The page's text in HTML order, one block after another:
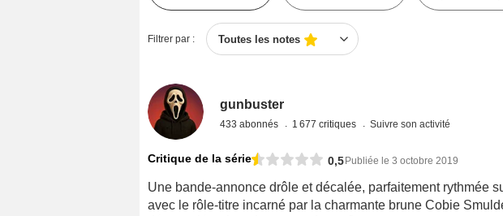
Filtrer par : Toutes les notes
gunbuster
433 abonnés 1 677 critiques Suivre son activité
Critique de la série 0,5Publiée le 3 octobre 2019
Une bande-annonce drôle et décalée, parfaitement rythmée
avec le rôle-titre incarné par la charmante brune Cobie